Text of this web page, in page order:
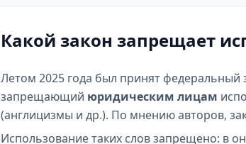
Какой закон запрещает
Летом 2025 года был принят федеральный
запрещающий юридическим лицам
(англицизмы и др.). По мнению авторов,
Использование таких слов запрещено: в